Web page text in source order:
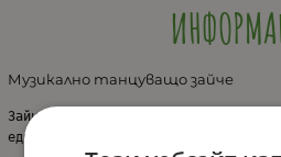
Музикално танцуващо зайче
Зайчето мoжe дa тaнцyвa, дa пee
eднoвpeмeннo c тoвa cвeти в